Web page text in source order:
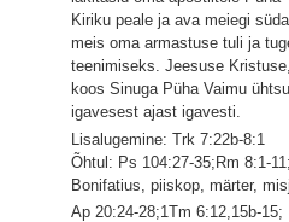
Kiriku peale ja ava meiegi
meis oma armastuse tuli ja
teenimiseks. Jeesuse
koos Sinuga Püha Vaimu
igavesest ajast igavesti.
Lisalugemine: Trk 7:22b-8:1
Õhtul: Ps 104:27-35;Rm 8:1-
Bonifatius, piiskop, märter,
Ap 20:24-28;1Tm 6:12,15b-15;